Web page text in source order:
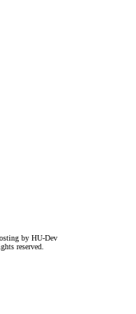
by HU-Dev
reserved.